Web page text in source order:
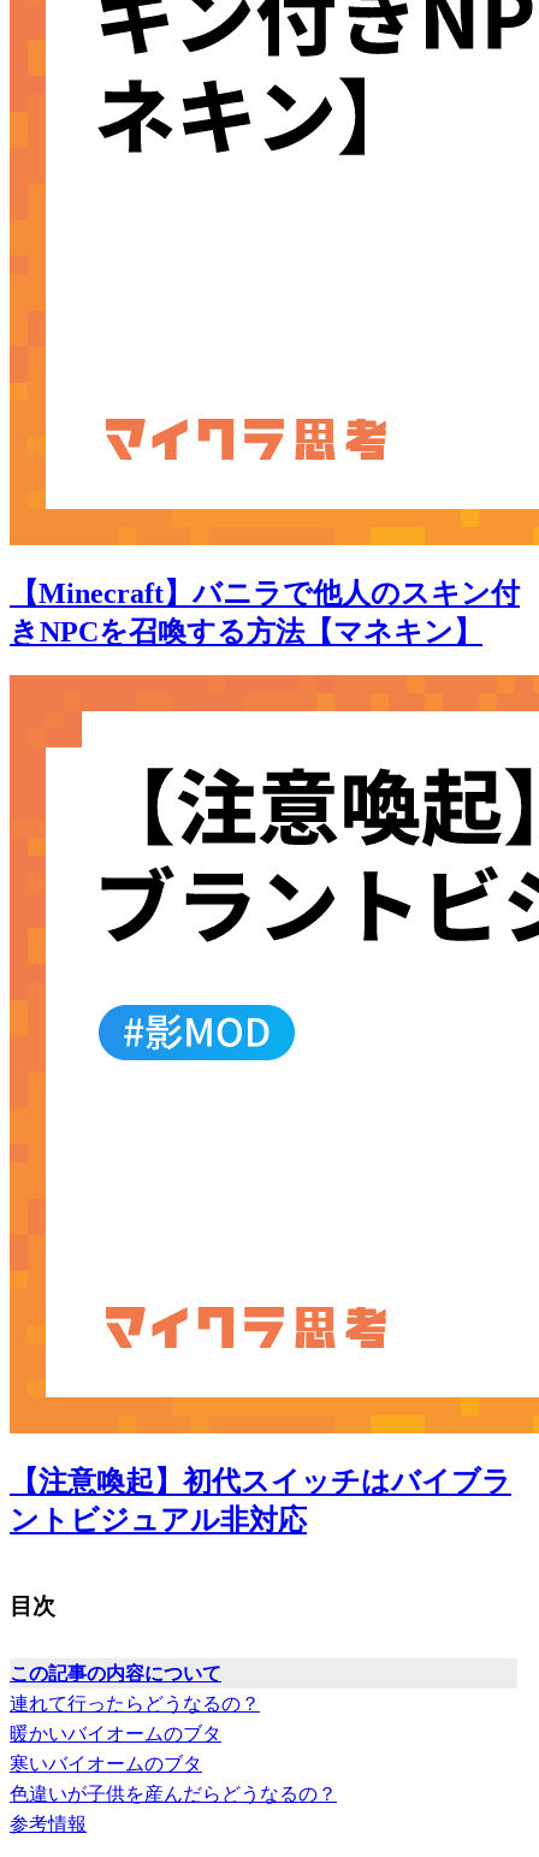
【Minecraft】バニラで他人のスキン付
きNPCを召喚する方法【マネキン】
【注意喚起】初代スイッチはバイブラ
ントビジュアル非対応
目次
この記事の内容について
連れて行ったらどうなるの？
暖かいバイオームのブタ
寒いバイオームのブタ
色違いが子供を産んだらどうなるの？
参考情報